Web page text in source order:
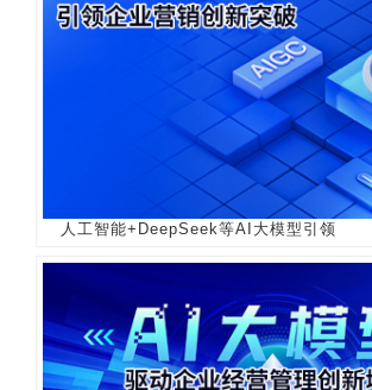
人工智能+DeepSeek等AI大模型引领